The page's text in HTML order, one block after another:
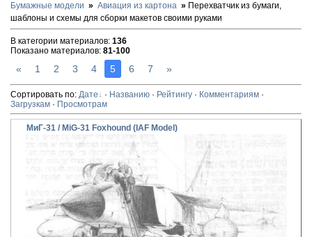
Бумажные модели Авиация из картона
Перехватчик из бумаги,
шаблоны и схемы для сборки макетов своими руками
В категории материалов: 136
Показано материалов: 81-100
« 1 2 3 4 5 6 7 »
Сортировать по: Дате · Названию · Рейтингу · Комментариям ·
Загрузкам · Просмотрам
МиГ-31 / MiG-31 Foxhound (IAF Model)